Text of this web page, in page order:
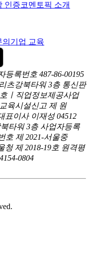
인증코멘토픽 소개
기업 교육
록번호 487-86-00195
츠강북타워 3층 통신판
ㅣ직업정보제공사업
육시설신고 제 원
표이사 이재성 04512
타워 3층 사업자등록
호 제 2021-서울중
청 제 2018-19호 원격평
0804